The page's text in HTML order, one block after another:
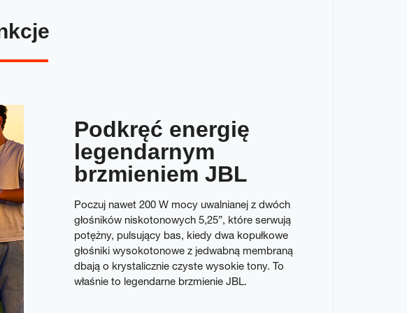
Podkręć energię
legendarnym
brzmieniem JBL
Poczuj nawet 200 W mocy uwalnianej z dwóch
głośników niskotonowych 5,25”, które serwują
potężny, pulsujący bas, kiedy dwa kopułkowe
głośniki wysokotonowe z jedwabną membraną
dbają o krystalicznie czyste wysokie tony. To
właśnie to legendarne brzmienie JBL.